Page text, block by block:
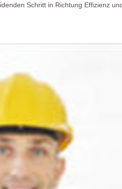
Schritt in Richtung Effizienz